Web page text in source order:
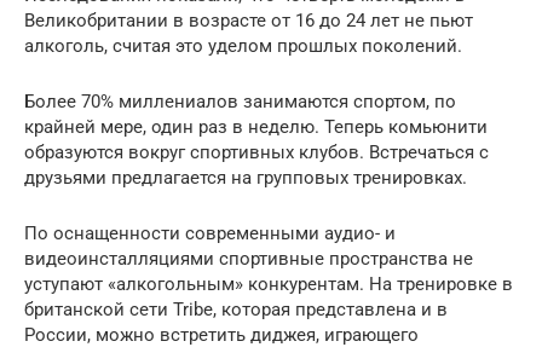
Великобритании в возрасте от 16 до 24 лет не пьют
алкоголь, считая это уделом прошлых поколений.
Более 70% миллениалов занимаются спортом, по
крайней мере, один раз в неделю. Теперь комьюнити
образуются вокруг спортивных клубов. Встречаться с
друзьями предлагается на групповых тренировках.
По оснащенности современными аудио- и
видеоинсталляциями спортивные пространства не
уступают «алкогольным» конкурентам. На тренировке в
британской сети Tribe, которая представлена и в
России, можно встретить диджея, играющего